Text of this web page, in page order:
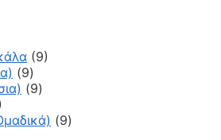
(9)
(9)
(9)
(9)